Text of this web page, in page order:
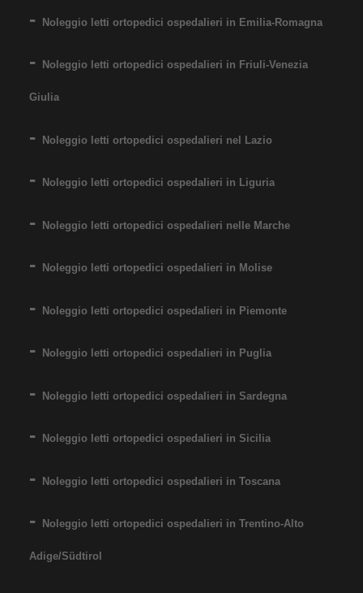
Noleggio letti ortopedici ospedalieri in Emilia-Romagna
Noleggio letti ortopedici ospedalieri in Friuli-Venezia
Giulia
Noleggio letti ortopedici ospedalieri nel Lazio
Noleggio letti ortopedici ospedalieri in Liguria
Noleggio letti ortopedici ospedalieri nelle Marche
Noleggio letti ortopedici ospedalieri in Molise
Noleggio letti ortopedici ospedalieri in Piemonte
Noleggio letti ortopedici ospedalieri in Puglia
Noleggio letti ortopedici ospedalieri in Sardegna
Noleggio letti ortopedici ospedalieri in Sicilia
Noleggio letti ortopedici ospedalieri in Toscana
Noleggio letti ortopedici ospedalieri in Trentino-Alto
Adige/Südtirol